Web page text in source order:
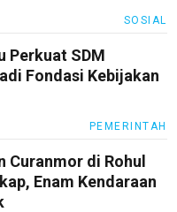
SOSIAL
Perkuat SDM
Fondasi Kebijakan
PEMERINTAH
Curanmor di Rohul
Enam Kendaraan